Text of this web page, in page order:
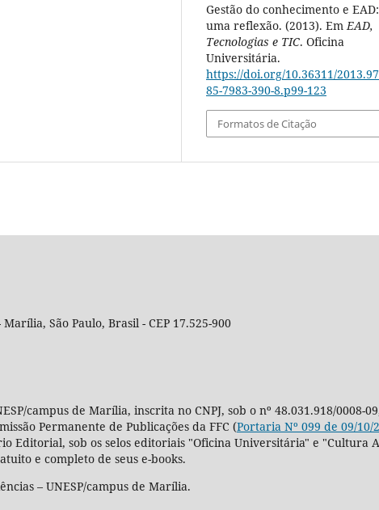
Gestão do conhecimento e EAD:
uma reflexão. (2013). EmEAD,
Tecnologias e TIC. Oficina
Universitária.
https://doi.org/10.36311/
85-7983-390-8.p99-123
Formatos de Citação
São Paulo, Brasil - CEP 17.525-900
campus de Marília, inscrita no CNPJ, sob o nº 48.031.918/0008-
Permanente de Publicações da FFC (Portaria Nº 099 de 09/10/
Editorial, sob os selos editoriais "Oficina Universitária" e "Cultura
e completo de seus e-books.
– UNESP/campus de Marília.